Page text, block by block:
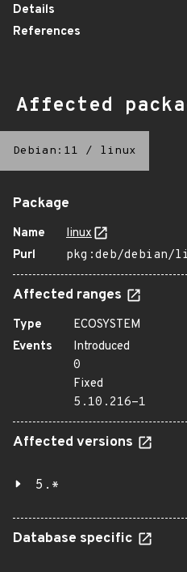
Details
References
Affected
Debian:11 / linux
Package
Name
linux
Purl
pkg:deb/debian/
Affected ranges
Type
ECOSYSTEM
Events
Introduced
0
Fixed
5.10.216-1
Affected versions
5.*
Database specific